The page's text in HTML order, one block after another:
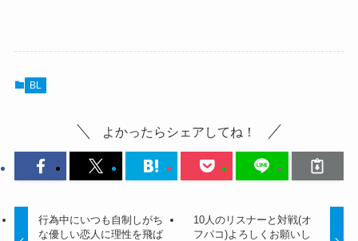
BL
よかったらシェアしてね！
行為中にいつも自制しがち
な優しい恋人に理性を飛ば
10人のリスナーと対戦(オ
フパコ)よろしくお願いし